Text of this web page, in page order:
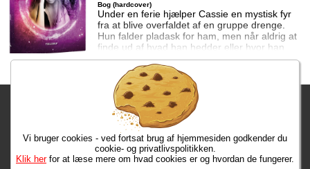
Under en ferie hjælper Cassie en mystisk fyr
fra at blive overfaldet af en gruppe drenge.
Hun falder pladask for ham, men når aldrig at
finde ud af hvad han hedder eller hvor han
kommer fra. Da hendes mor beslutter at de
skal flytte til New Salem for at bo hos Cassies
bedstemor, møder hun på den nye skole en
gruppe jævnaldrende som både er
skræmmende og fascinerende. De er alle
medlemmer af en hemmelig klub og her stø
Bog (hardcover)
Fragtgebyret er DKK 59,95 • Fragtgebyret bortfalder ved køb over
DKK 299,00
Bestiller du i dag, har du dine varer på tirsdag!
Max 50 kr. Bøger til en 🐕
Vi bruger cookies - ved fortsat brug af hjemmesiden godkender du
cookie- og privatlivspolitikken.
Klik herfor at læse mere om hvad cookies er og hvordan de fungerer.